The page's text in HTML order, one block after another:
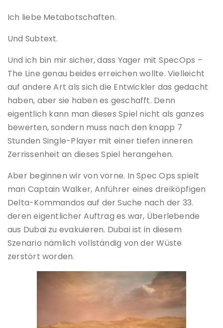
Ich liebe Metabotschaften.
Und Subtext.
Und ich bin mir sicher, dass Yager mit SpecOps –
The Line genau beides erreichen wollte. Vielleicht
auf andere Art als sich die Entwickler das gedacht
haben, aber sie haben es geschafft. Denn
eigentlich kann man dieses Spiel nicht als ganzes
bewerten, sondern muss nach den knapp 7
Stunden Single-Player mit einer tiefen inneren
Zerrissenheit an dieses Spiel herangehen.
Aber beginnen wir von vorne. In Spec Ops spielt
man Captain Walker, Anführer eines dreiköpfigen
Delta-Kommandos auf der Suche nach der 33.
deren eigentlicher Auftrag es war, Überlebende
aus Dubai zu evakuieren. Dubai ist in diesem
Szenario nämlich vollständig von der Wüste
zerstört worden.